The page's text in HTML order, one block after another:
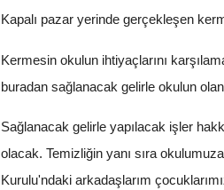
Kapalı pazar yerinde gerçekleşen
Kermesin okulun ihtiyaçlarını
buradan sağlanacak gelirle okulun
Sağlanacak gelirle yapılacak işler
olacak. Temizliğin yanı sıra
Kurulu'ndaki arkadaşlarım